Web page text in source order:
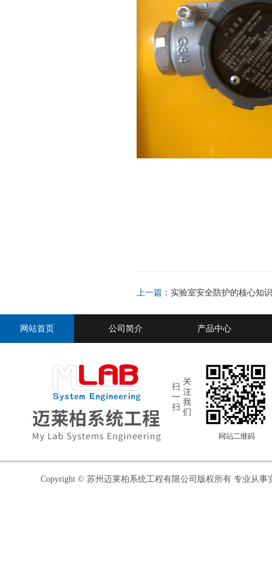
上一篇： 实验室安全防护的核心知识
网站首页 公司简介 产品中心
Copyright © 苏州迈莱柏系统工程有限公司版权所有 专业从